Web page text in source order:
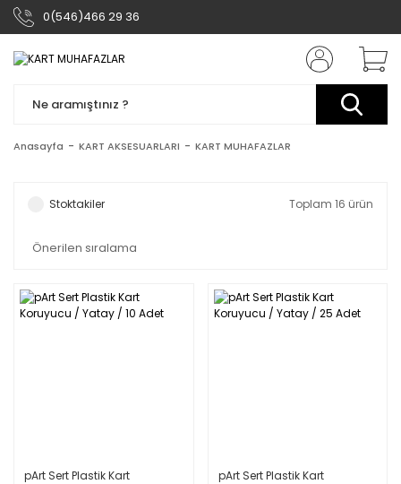
0(546)466 29 36
Anasayfa KART AKSESUARLARI KART MUHAFAZLAR
Stoktakiler Toplam 16 ürün
pArt Sert Plastik Kart
pArt Sert Plastik Kart